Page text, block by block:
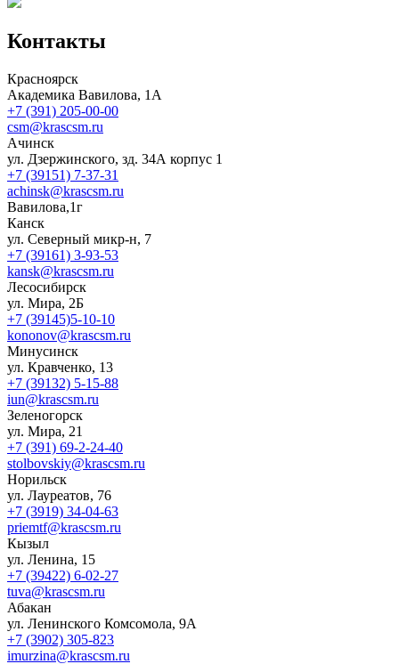
Контакты
Красноярск
Академика Вавилова, 1А
+7 (391) 205-00-00
csm@krascsm.ru
Ачинск
ул. Дзержинского, зд. 34А корпус 1
+7 (39151) 7-37-31
achinsk@krascsm.ru
Вавилова,1г
Канск
ул. Северный микр-н, 7
+7 (39161) 3-93-53
kansk@krascsm.ru
Лесосибирск
ул. Мира, 2Б
+7 (39145)5-10-10
kononov@krascsm.ru
Минусинск
ул. Кравченко, 13
+7 (39132) 5-15-88
iun@krascsm.ru
Зеленогорск
ул. Мира, 21
+7 (391) 69-2-24-40
stolbovskiy@krascsm.ru
Норильск
ул. Лауреатов, 76
+7 (3919) 34-04-63
priemtf@krascsm.ru
Кызыл
ул. Ленина, 15
+7 (39422) 6-02-27
tuva@krascsm.ru
Абакан
ул. Ленинского Комсомола, 9А
+7 (3902) 305-823
imurzina@krascsm.ru